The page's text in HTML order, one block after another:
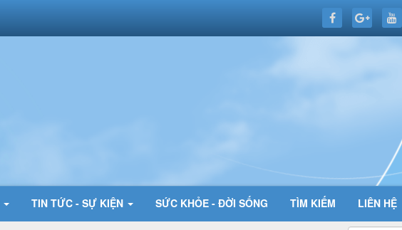
TIN TỨC - SỰ KIỆN SỨC KHỎE - ĐỜI SỐNG TÌM KIẾM LIÊN HỆ